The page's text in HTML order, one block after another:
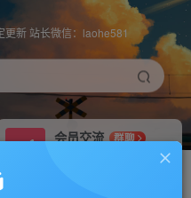
新 站长微信：laohe581
会员交流
群聊